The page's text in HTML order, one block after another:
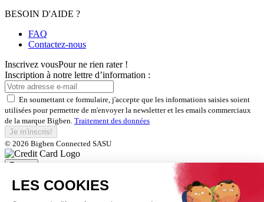
BESOIN D'AIDE ?
FAQ
Contactez-nous
Inscrivez vousPour ne rien rater !
Inscription à notre lettre d’information :
En soumettant ce formulaire, j'accepte que les informations saisies soient
utilisées pour permettre de m'envoyer la newsletter et les emails commerciaux
de la marque Bigben. Traitement des données
Je m'inscris!
© 2026 Bigben Connected SASU
Fermer
Inscrivez-vous et bénéficiez de